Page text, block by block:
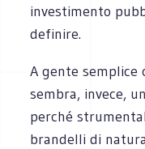
investimento
definire.
A gente semplice
sembra, invece,
perché
brandelli di